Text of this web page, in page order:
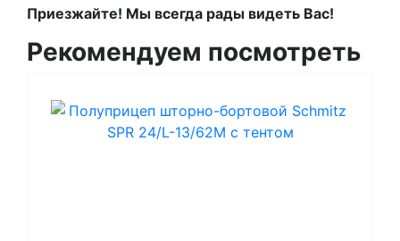
Приезжайте! Мы всегда рады видеть Вас!
Рекомендуем посмотреть